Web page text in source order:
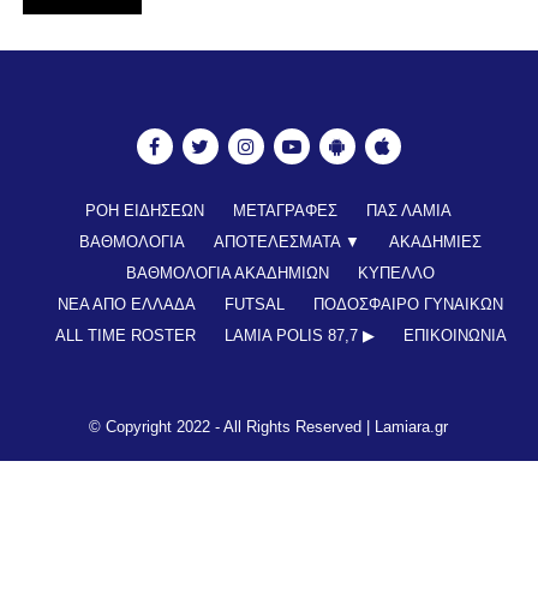
ΡΟΗ ΕΙΔΗΣΕΩΝ ΜΕΤΑΓΡΑΦΕΣ
ΠΑΣ ΛΑΜΙΑ
ΒΑΘΜΟΛΟΓΙΑ
ΑΠΟΤΕΛΕΣΜΑΤΑ ▼
ΑΚΑΔΗΜΙΕΣ
ΒΑΘΜΟΛΟΓΙΑ ΑΚΑΔΗΜΙΩΝ
ΚΥΠΕΛΛΟ
ΝΕΑ ΑΠΟ ΕΛΛΑΔΑ
FUTSAL
ΠΟΔΟΣΦΑΙΡΟ ΓΥΝΑΙΚΩΝ
ALL TIME ROSTER
LAMIA POLIS 87,7 ▶︎ ΕΠΙΚΟΙΝΩΝΊΑ
© Copyright 2022 - All Rights Reserved | Lamiara.gr